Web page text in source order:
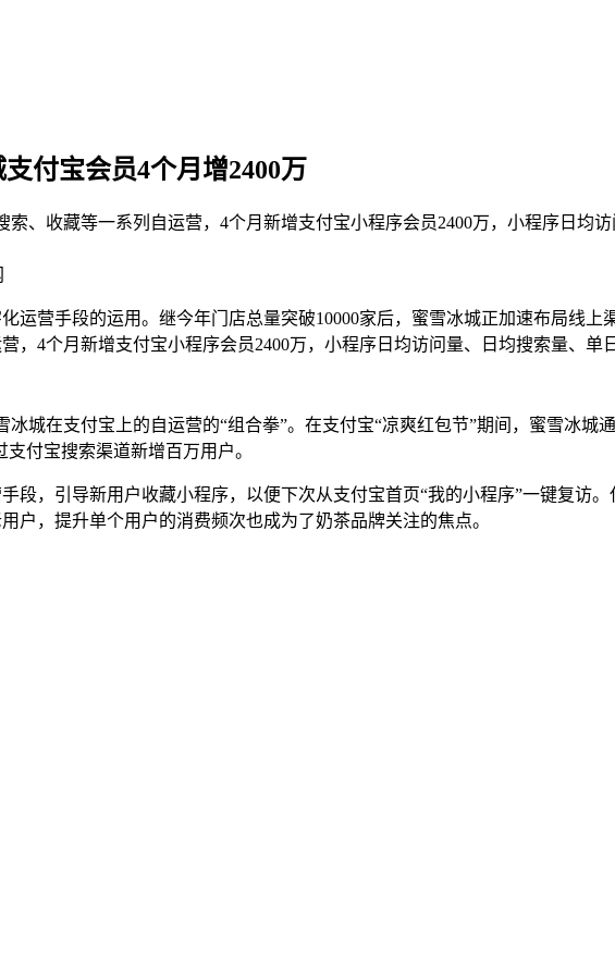
付宝会员4个月增2400万
、收藏等一系列自运营，4个月新增支付宝小程序会员2400万，小程序日均
运营手段的运用。继今年门店总量突破10000家后，蜜雪冰城正加速布局线上
4个月新增支付宝小程序会员2400万，小程序日均访问量、日均搜索量、单
城在支付宝上的自运营的“组合拳”。在支付宝“凉爽红包节”期间，蜜雪冰城
付宝搜索渠道新增百万用户。
段，引导新用户收藏小程序，以便下次从支付宝首页“我的小程序”一键复访
户，提升单个用户的消费频次也成为了奶茶品牌关注的焦点。